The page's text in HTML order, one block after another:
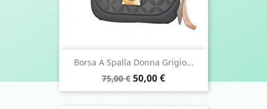
Borsa A Spalla Donna Grigio...
Prezzo
base
75,00 € Prezzo
50,00 €